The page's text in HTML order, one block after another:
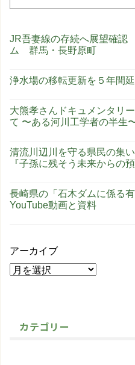
JR吾妻線の存続へ展望確認
ム 群馬・長野原町
浄水場の移転更新を５年間
大熊孝さんドキュメンタリ
て 〜ある河川工学者の半生〜
清流川辺川を守る県民の集
『子孫に残そう未来からの
長崎県の「石木ダムに係る
YouTube動画と資料
アーカイブ
カテゴリー